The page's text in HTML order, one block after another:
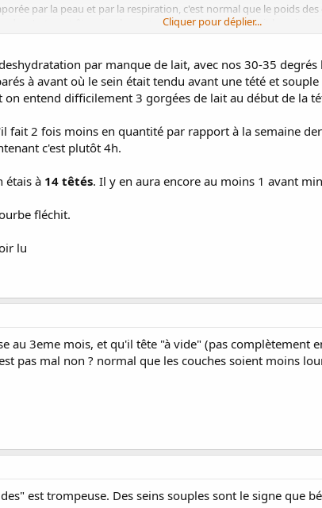
par la peau et par la respiration, c'est normal que le poids
c'est peut être simplement car il a eu ce dont il avait besoin au
Cliquer pour déplier...
par manque de lait, avec nos 30-35 degrés
à avant où le sein était tendu avant une tété et
entend difficilement 3 gorgées de lait au début de la
fait 2 fois moins en quantité par rapport à la semaine
c'est plutôt 4h.
étais à 14 têtés. Il y en aura encore au moins 1 avant
fléchit.
lu
au 3eme mois, et qu'il tête "à vide" (pas complètement
pas mal non ? normal que les couches soient moins
est trompeuse. Des seins souples sont le signe que